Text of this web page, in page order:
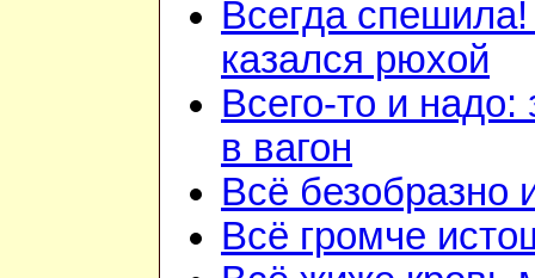
Всегда
казался рюхой
Всего-то и надо:
в вагон
Всё безобразно
Всё громче